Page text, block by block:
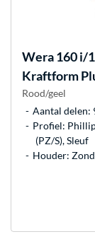
Wera160 i/
Kraftform
Rood/geel
Aantal delen:
Profiel:
(PZ/S), Sleuf
Houder: